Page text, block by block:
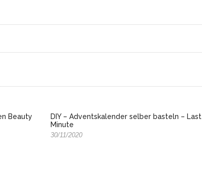
Beauty
DIY – Adventskalender selber basteln – Last
Minute
30/11/2020